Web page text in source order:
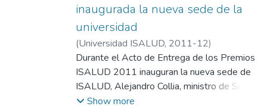
inaugurada la nueva sede de la
universidad
(Universidad ISALUD, 2011-12)
Departamento de Comunicación,
Universidad ISALUD
Durante el Acto de Entrega de los Premios
ISALUD 2011 inauguran la nueva sede de
ISALUD, Alejandro Collia, ministro de Salud
de la provincia de Buenos Aires; Carlos
Show more